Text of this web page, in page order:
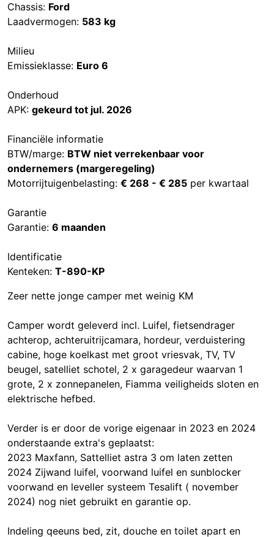
Chassis: Ford
Laadvermogen: 583 kg
Milieu
Emissieklasse: Euro 6
Onderhoud
APK: gekeurd tot jul. 2026
Financiële informatie
BTW/marge: BTW niet verrekenbaar voor
ondernemers (margeregeling)
Motorrijtuigenbelasting: € 268 - € 285 per kwartaal
Garantie
Garantie: 6 maanden
Identificatie
Kenteken: T-890-KP
Zeer nette jonge camper met weinig KM
Camper wordt geleverd incl. Luifel, fietsendrager
achterop, achteruitrijcamara, hordeur, verduistering
cabine, hoge koelkast met groot vriesvak, TV, TV
beugel, satelliet schotel, 2 x garagedeur waarvan 1
grote, 2 x zonnepanelen, Fiamma veiligheids sloten en
elektrische hefbed.
Verder is er door de vorige eigenaar in 2023 en 2024
onderstaande extra's geplaatst:
2023 Maxfann, Sattelliet astra 3 om laten zetten
2024 Zijwand luifel, voorwand luifel en sunblocker
voorwand en leveller systeem Tesalift ( november
2024) nog niet gebruikt en garantie op.
Indeling qeeuns bed, zit, douche en toilet apart en